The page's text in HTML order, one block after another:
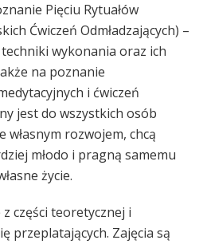
Pięciu Rytuałów
Ćwiczeń Odmładzających) –
wykonania oraz ich
na poznanie
i ćwiczeń
jest do wszystkich osób
rozwojem, chcą
młodo i pragną samemu
życie.
z części teoretycznej i
przeplatających. Zajęcia są